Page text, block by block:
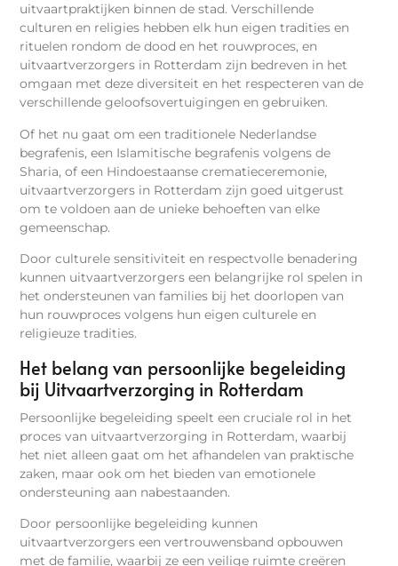
uitvaartpraktijken binnen de stad. Verschillende
culturen en religies hebben elk hun eigen tradities en
rituelen rondom de dood en het rouwproces, en
uitvaartverzorgers in Rotterdam zijn bedreven in het
omgaan met deze diversiteit en het respecteren van de
verschillende geloofsovertuigingen en gebruiken.
Of het nu gaat om een traditionele Nederlandse
begrafenis, een Islamitische begrafenis volgens de
Sharia, of een Hindoestaanse crematieceremonie,
uitvaartverzorgers in Rotterdam zijn goed uitgerust
om te voldoen aan de unieke behoeften van elke
gemeenschap.
Door culturele sensitiviteit en respectvolle benadering
kunnen uitvaartverzorgers een belangrijke rol spelen in
het ondersteunen van families bij het doorlopen van
hun rouwproces volgens hun eigen culturele en
religieuze tradities.
Het belang van persoonlijke begeleiding
bij Uitvaartverzorging in Rotterdam
Persoonlijke begeleiding speelt een cruciale rol in het
proces van uitvaartverzorging in Rotterdam, waarbij
het niet alleen gaat om het afhandelen van praktische
zaken, maar ook om het bieden van emotionele
ondersteuning aan nabestaanden.
Door persoonlijke begeleiding kunnen
uitvaartverzorgers een vertrouwensband opbouwen
met de familie, waarbij ze een veilige ruimte creëren